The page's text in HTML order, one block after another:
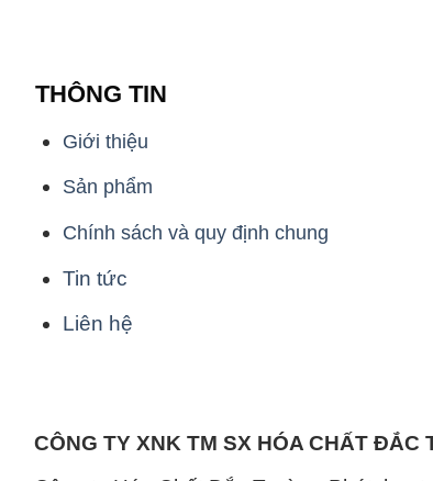
THÔNG TIN
Giới thiệu
Sản phẩm
Chính sách và quy định chung
Tin tức
Liên hệ
CÔNG TY XNK TM SX HÓA CHẤT ĐẮC